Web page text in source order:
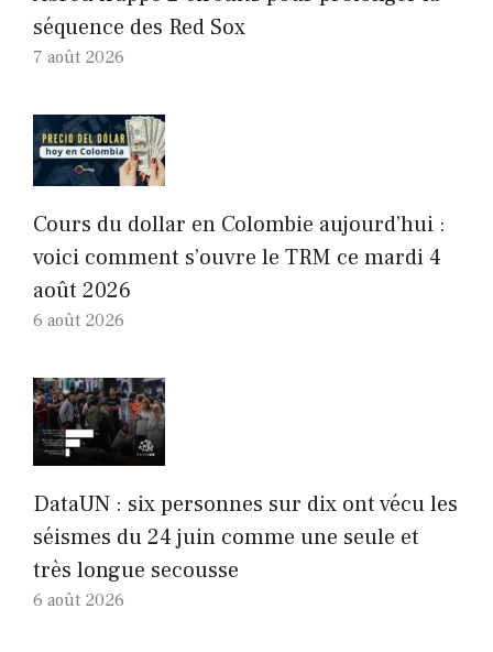
séquence des Red Sox
7 août 2026
Cours du dollar en Colombie aujourd’hui :
voici comment s’ouvre le TRM ce mardi 4
août 2026
6 août 2026
DataUN : six personnes sur dix ont vécu les
séismes du 24 juin comme une seule et
très longue secousse
6 août 2026